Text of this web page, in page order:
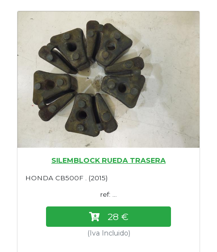
SILEMBLOCK RUEDA TRASERA
HONDA CB500F . (2015)
ref: ...
28 €
(Iva Incluido)